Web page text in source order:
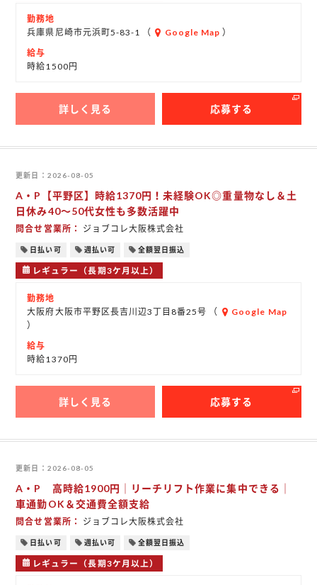
勤務地
兵庫県尼崎市元浜町5-83-1 （
Google Map ）
給与
時給1500円
詳しく見る 応募する
更新日 2026-08-05
A・P【平野区】時給1370円！未経験OK◎重量物なし＆土
日休み40～50代女性も多数活躍中
問合せ営業所 ジョブコレ大阪株式会社
日払い可 週払い可 全額翌日振込
レギュラー（長期3ケ月以上）
勤務地
大阪府大阪市平野区長吉川辺3丁目8番25号 （
Google Map
）
給与
時給1370円
詳しく見る 応募する
更新日 2026-08-05
A・P 高時給1900円｜リーチリフト作業に集中できる｜
車通勤OK＆交通費全額支給
問合せ営業所 ジョブコレ大阪株式会社
日払い可 週払い可 全額翌日振込
レギュラー（長期3ケ月以上）